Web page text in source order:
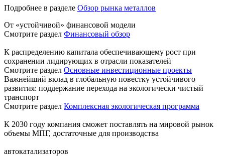
Подробнее в разделе Обзор рынка металлов
От «устойчивой» финансовой модели
Смотрите раздел Финансовый обзор
К распределению капитала обеспечивающему рост при
сохранении лидирующих в отрасли показателей
Смотрите раздел Основные инвестиционные проекты
Важнейший вклад в глобальную повестку устойчивого
развития: поддержание перехода на экологически чистый
транспорт
Смотрите раздел Комплексная экологическая программа
К 2030 году компания сможет поставлять на мировой рынок
объемы МПГ, достаточные для производства
автокатализаторов